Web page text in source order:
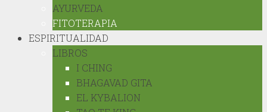
AYURVEDA
FITOTERAPIA
ESPIRITUALIDAD
LIBROS
I CHING
BHAGAVAD GITA
EL KYBALION